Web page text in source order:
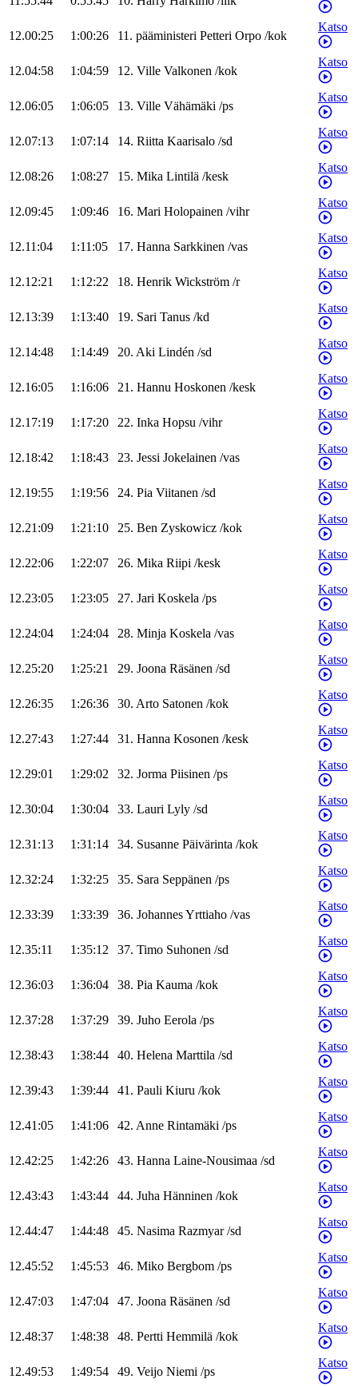
12.00:25 1:00:26 11. pääministeri Petteri Orpo /kok
Katso
12.04:58 1:04:59 12. Ville Valkonen /kok
Katso
12.06:05 1:06:05 13. Ville Vähämäki /ps
Katso
12.07:13 1:07:14 14. Riitta Kaarisalo /sd
Katso
12.08:26 1:08:27 15. Mika Lintilä /kesk
Katso
12.09:45 1:09:46 16. Mari Holopainen /vihr
Katso
12.11:04 1:11:05 17. Hanna Sarkkinen /vas
Katso
12.12:21 1:12:22 18. Henrik Wickström /r
Katso
12.13:39 1:13:40 19. Sari Tanus /kd
Katso
12.14:48 1:14:49 20. Aki Lindén /sd
Katso
12.16:05 1:16:06 21. Hannu Hoskonen /kesk
Katso
12.17:19 1:17:20 22. Inka Hopsu /vihr
Katso
12.18:42 1:18:43 23. Jessi Jokelainen /vas
Katso
12.19:55 1:19:56 24. Pia Viitanen /sd
Katso
12.21:09 1:21:10 25. Ben Zyskowicz /kok
Katso
12.22:06 1:22:07 26. Mika Riipi /kesk
Katso
12.23:05 1:23:05 27. Jari Koskela /ps
Katso
12.24:04 1:24:04 28. Minja Koskela /vas
Katso
12.25:20 1:25:21 29. Joona Räsänen /sd
Katso
12.26:35 1:26:36 30. Arto Satonen /kok
Katso
12.27:43 1:27:44 31. Hanna Kosonen /kesk
Katso
12.29:01 1:29:02 32. Jorma Piisinen /ps
Katso
12.30:04 1:30:04 33. Lauri Lyly /sd
Katso
12.31:13 1:31:14 34. Susanne Päivärinta /kok
Katso
12.32:24 1:32:25 35. Sara Seppänen /ps
Katso
12.33:39 1:33:39 36. JohannesYrttiaho /vas
Katso
12.35:11 1:35:12 37. Timo Suhonen /sd
Katso
12.36:03 1:36:04 38. Pia Kauma /kok
Katso
12.37:28 1:37:29 39. Juho Eerola /ps
Katso
12.38:43 1:38:44 40. Helena Marttila /sd
Katso
12.39:43 1:39:44 41. Pauli Kiuru /kok
Katso
12.41:05 1:41:06 42. Anne Rintamäki /ps
Katso
12.42:25 1:42:26 43. Hanna Laine-Nousimaa /sd
Katso
12.43:43 1:43:44 44. Juha Hänninen /kok
Katso
12.44:47 1:44:48 45. Nasima Razmyar/sd
Katso
12.45:52 1:45:53 46. Miko Bergbom /ps
Katso
12.47:03 1:47:04 47. Joona Räsänen /sd
Katso
12.48:37 1:48:38 48. Pertti Hemmilä /kok
Katso
12.49:53 1:49:54 49. Veijo Niemi /ps
Katso